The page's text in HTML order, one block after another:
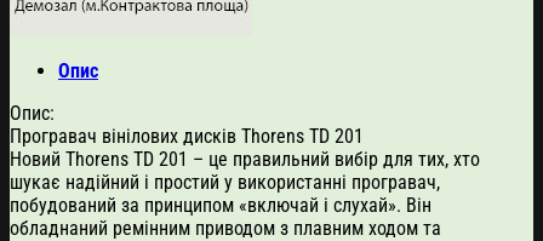
Опис
Опис:
Програвач вінілових дисків Thorens TD 201
Новий Thorens TD 201 – це правильний вибір для тих, хто
шукає надійний і простий у використанні програвач,
побудований за принципом «включай і слухай». Він
обладнаний ремінним приводом з плавним ходом та